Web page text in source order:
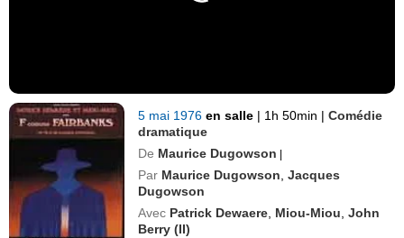
5 mai 1976en salle | 1h 50min | Comédie
dramatique
De Maurice Dugowson |
Par Maurice Dugowson ,Jacques
Dugowson
Avec Patrick Dewaere Miou-Miou ,John
Berry (II)